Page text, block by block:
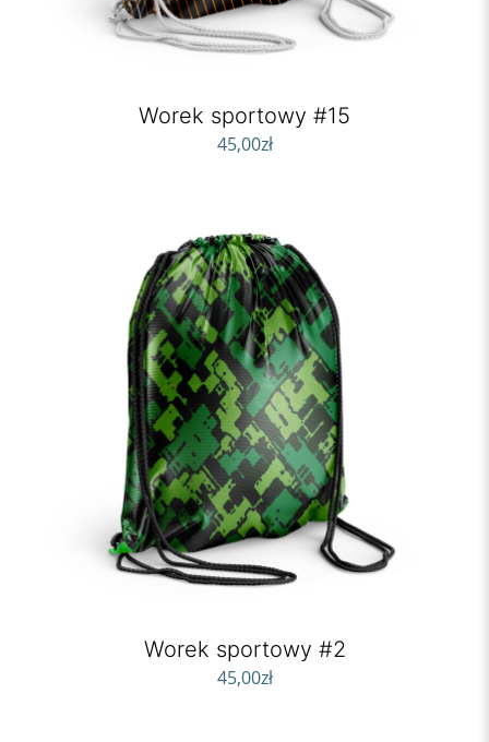
Worek sportowy #15
45,00zł
Worek sportowy #2
45,00zł